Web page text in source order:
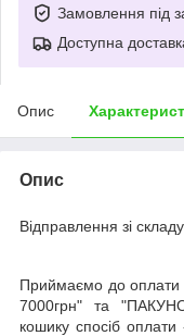
Замовлення під
Доступна
Опис
Опис
Відправлення зі
Приймаємо до оплати
7000грн" та
кошику спосіб